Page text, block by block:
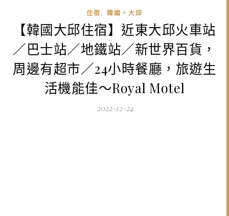
住宿, 韓國。大邱
【韓國大邱住宿】近東大邱火車站
／巴士站／地鐵站／新世界百貨，
周邊有超市／24小時餐廳，旅遊生
活機能佳～Royal Motel
2022-12-24